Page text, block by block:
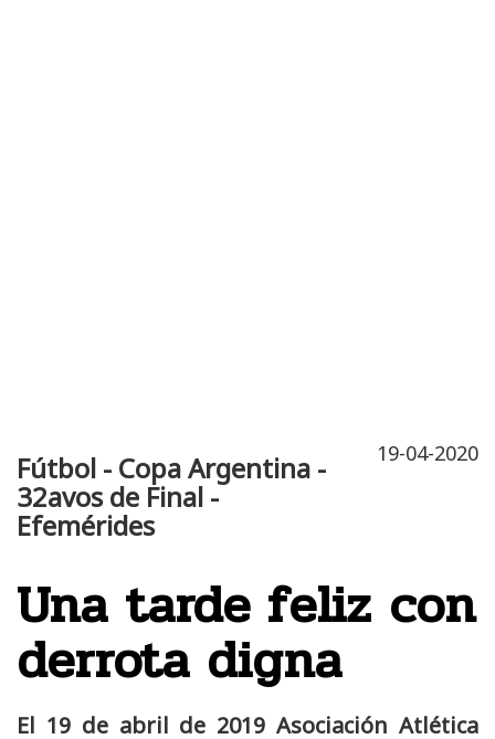
Fútbol - Copa Argentina -
32avos de Final -
Efemérides
19-04-2020
Una tarde feliz con
derrota digna
El 19 de abril de 2019 Asociación Atlética